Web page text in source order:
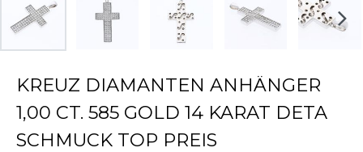
KREUZ DIAMANTEN ANHÄNGER
1,00 CT. 585 GOLD 14 KARAT DETA
SCHMUCK TOP PREIS